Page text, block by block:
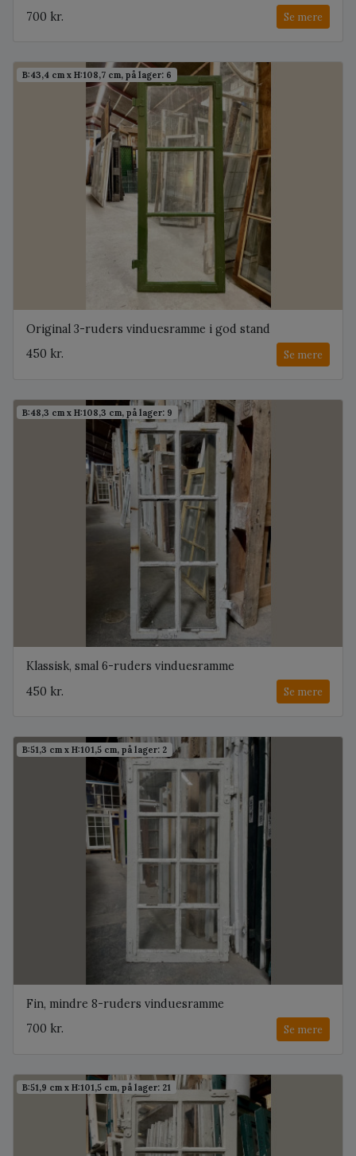
700 kr.
Se mere
B:43,4 cm x H:108,7 cm, på lager: 6
Original 3-ruders vinduesramme i god stand
450 kr.
Se mere
B:48,3 cm x H:108,3 cm, på lager: 9
Klassisk, smal 6-ruders vinduesramme
450 kr.
Se mere
B:51,3 cm x H:101,5 cm, på lager: 2
Fin, mindre 8-ruders vinduesramme
700 kr.
Se mere
B:51,9 cm x H:101,5 cm, på lager: 21